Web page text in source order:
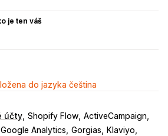
je ten váš
do jazyka čeština
účty Shopify Flow ActiveCampaign
Google Analytics Gorgias
Klaviyo